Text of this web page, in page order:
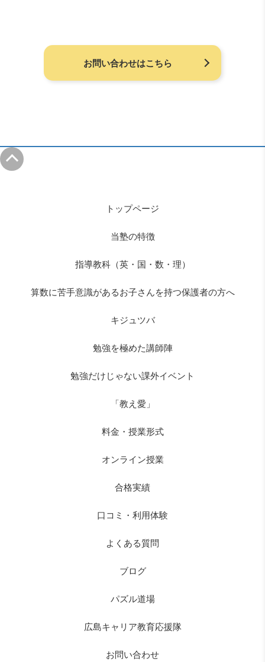
お問い合わせはこちら
トップページ
当塾の特徴
指導教科（英・国・数・理）
算数に苦手意識があるお子さんを持つ保護者の方へ
キジュツバ
勉強を極めた講師陣
勉強だけじゃない課外イベント
「教え愛」
料金・授業形式
オンライン授業
合格実績
口コミ・利用体験
よくある質問
ブログ
パズル道場
広島キャリア教育応援隊
お問い合わせ